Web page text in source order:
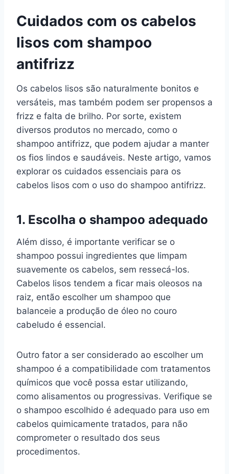
Cuidados com os cabelos
lisos com shampoo
antifrizz
Os cabelos lisos são naturalmente bonitos e
versáteis, mas também podem ser propensos a
frizz e falta de brilho. Por sorte, existem
diversos produtos no mercado, como o
shampoo antifrizz, que podem ajudar a manter
os fios lindos e saudáveis. Neste artigo, vamos
explorar os cuidados essenciais para os
cabelos lisos com o uso do shampoo antifrizz.
1. Escolha o shampoo adequado
Além disso, é importante verificar se o
shampoo possui ingredientes que limpam
suavemente os cabelos, sem ressecá-los.
Cabelos lisos tendem a ficar mais oleosos na
raiz, então escolher um shampoo que
balanceie a produção de óleo no couro
cabeludo é essencial.
Outro fator a ser considerado ao escolher um
shampoo é a compatibilidade com tratamentos
químicos que você possa estar utilizando,
como alisamentos ou progressivas. Verifique se
o shampoo escolhido é adequado para uso em
cabelos quimicamente tratados, para não
comprometer o resultado dos seus
procedimentos.